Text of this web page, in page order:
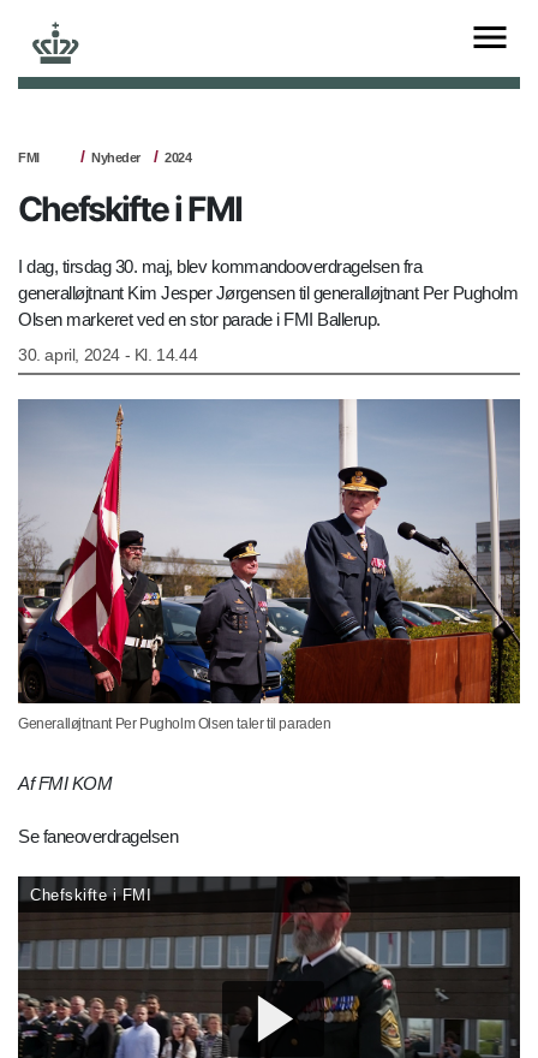
FMI Nyheder 2024
Chefskifte i FMI
I dag, tirsdag 30. maj, blev kommandooverdragelsen fra
generalløjtnant Kim Jesper Jørgensen til generalløjtnant Per Pugholm
Olsen markeret ved en stor parade i FMI Ballerup.
30. april, 2024 - Kl. 14.44
Generalløjtnant Per Pugholm Olsen taler til paraden
Af FMI KOM
Se faneoverdragelsen